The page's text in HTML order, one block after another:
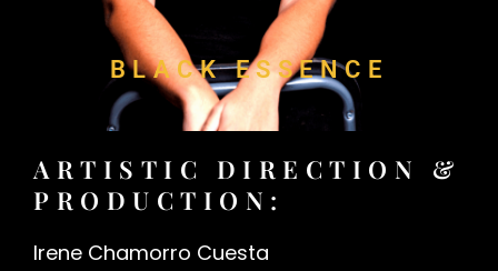
BLACK ESSENCE
ARTISTIC DIRECTION &
PRODUCTION:
Irene Chamorro Cuesta